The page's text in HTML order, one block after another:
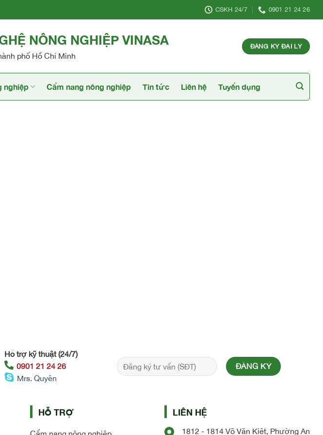
CSKH 24/7 0901 21 24 26
NÔNG NGHIỆP VINASA
phố Hồ Chí Minh
ĐĂNG KÝ ĐẠI LÝ
nghiệp Cẩm nang nông nghiệp Tin tức Liên hệ Tuyển dụng
Hỗ trợ kỹ thuật (24/7)
0901 21 24 26
Mrs. Quyên
HỖ TRỢ LIÊN HỆ
1812 - 1814 Võ Văn Kiệt, Phường An